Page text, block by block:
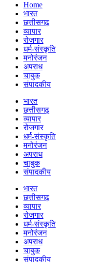
Home
भारत
छत्तीसगढ़
व्यापार
रोजगार
धर्म-संस्कृति
मनोरंजन
अपराध
चाबुक
संपादकीय
भारत
छत्तीसगढ़
व्यापार
रोजगार
धर्म-संस्कृति
मनोरंजन
अपराध
चाबुक
संपादकीय
भारत
छत्तीसगढ़
व्यापार
रोजगार
धर्म-संस्कृति
मनोरंजन
अपराध
चाबुक
संपादकीय